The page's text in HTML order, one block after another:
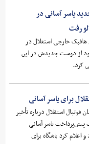
یاسر آسانی در
رفت
هافبک خارجی استقلال در
از دوست جدیدش در این
کرد.
برای یاسر آسانی
فوتبال استقلال درباره تأخیر
پیش‌پرداخت یاسر آسانی
اعلام کرد باشگاه برای